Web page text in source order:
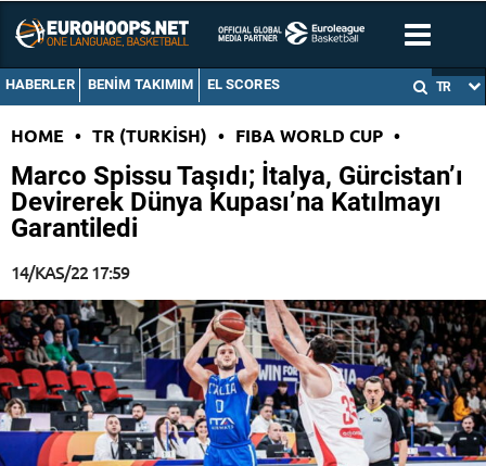
HABERLER BENIM TAKIMIM EL SCORES TR
HOME • TR (TURKISH) • FIBA WORLD CUP •
Marco Spissu Taşıdı; İtalya, Gürcistan’ı
Devirerek Dünya Kupası’na Katılmayı
Garantiledi
14/KAS/22 17:59